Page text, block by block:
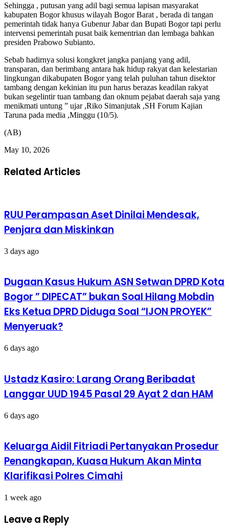
Sehingga , putusan yang adil bagi semua lapisan masyarakat
kabupaten Bogor khusus wilayah Bogor Barat , berada di tangan
pemerintah tidak hanya Gubenur Jabar dan Bupati Bogor tapi perlu
intervensi pemerintah pusat baik kementrian dan lembaga bahkan
presiden Prabowo Subianto.
Sebab hadirnya solusi kongkret jangka panjang yang adil,
transparan, dan berimbang antara hak hidup rakyat dan kelestarian
lingkungan dikabupaten Bogor yang telah puluhan tahun disektor
tambang dengan kekinian itu pun harus berazas keadilan rakyat
bukan segelintir tuan tambang dan oknum pejabat daerah saja yang
menikmati untung ” ujar ,Riko Simanjutak ,SH Forum Kajian
Taruna pada media ,Minggu (10/5).
(AB)
May 10, 2026
Related Articles
RUU Perampasan Aset Dinilai Mendesak,
Penjara dan Miskinkan
3 days ago
Dugaan Kasus Hukum ASN Setwan DPRD Kota
Bogor ” DIPECAT” bukan Soal Hilang Mobdin
Eks Ketua DPRD Diduga Soal “IJON PROYEK”
Menyeruak?
6 days ago
Ustadz Kasiro: Larang Orang Beribadat
Langgar UUD 1945 Pasal 29 Ayat 2 dan HAM
6 days ago
Keluarga Aidil Fitriadi Pertanyakan Prosedur
Penangkapan, Kuasa Hukum Akan Minta
Klarifikasi Polres Cimahi
1 week ago
Leave a Reply